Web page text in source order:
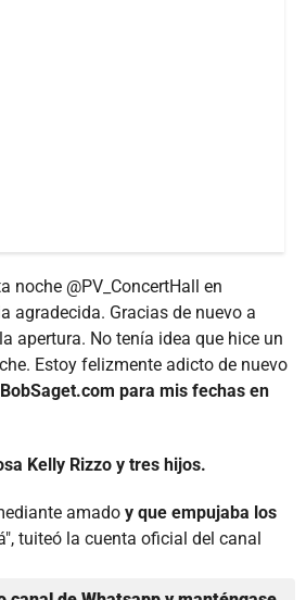
noche @PV_ConcertHall en
agradecida. Gracias de nuevo a
apertura. No tenía idea que hice un
Estoy felizmente adicto de nuevo
para mis fechas en
Kelly Rizzo y tres hijos.
amado y que empujaba los
tuiteó la cuenta oficial del canal